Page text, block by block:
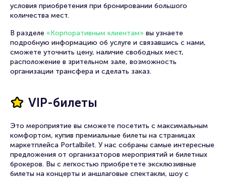
Это мероприятие вы можете посетить большой
компанией, совместно с сотрудниками, коллегами или
друзьями купив билеты в любом количестве на страницах
маркетплейса Portalbilet. У нас актуальная афиша,
официальные билеты от организаторов шоу, специальные
условия приобретения при бронировании большого
количества мест.
подробную информацию об услуге и связавшись с нами,
сможете уточнить цену, наличие свободных мест,
организации трансфера и сделать заказ.
VIP-билеты
Это мероприятие вы сможете посетить с максимальным